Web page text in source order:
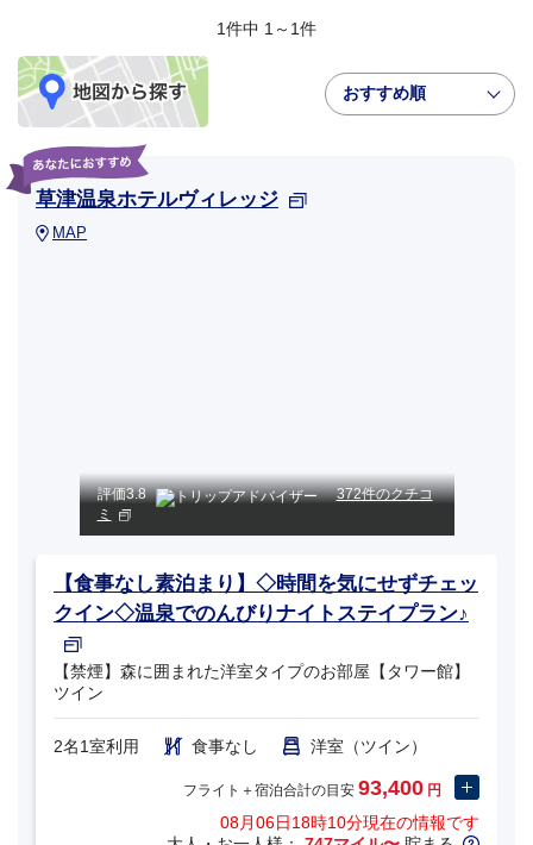
1件中 1～1件
おすすめ順
草津温泉ホテルヴィレッジ
MAP
評価3.8
372件のクチコ
ミ
【食事なし素泊まり】◇時間を気にせずチェッ
クイン◇温泉でのんびりナイトステイプラン♪
【禁煙】森に囲まれた洋室タイプのお部屋【タワー館】
ツイン
2名1室利用 食事なし 洋室（ツイン）
フライト＋宿泊合計の目安 93,400 円
08月06日18時10分現在の情報です